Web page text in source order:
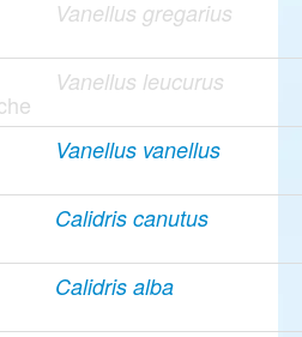
Vanellus gregarius
Vanellus leucurus
Vanellus vanellus
Calidris canutus
Calidris alba